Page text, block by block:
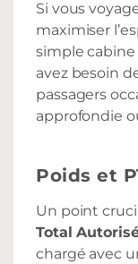
Si vous
maximiser
simple cabine
avez besoin
passagers
approfondie
Poids et
Un point
Total
chargé avec